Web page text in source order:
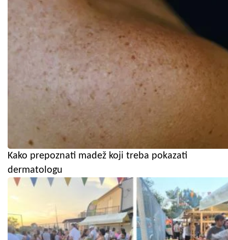
Kako prepoznati madež koji treba pokazati
dermatologu